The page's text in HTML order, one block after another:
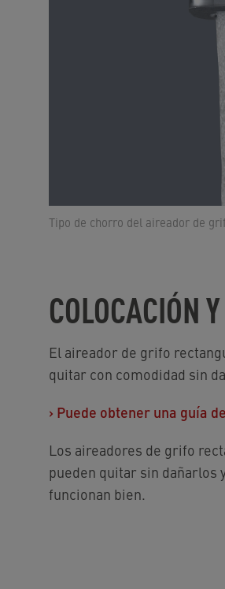
Tipo de chorro del aireador de
COLOCACIÓN
El aireador de grifo
quitar con comodidad sin
› Puede obtener una guía
Los aireadores de grifo
pueden quitar sin dañarlos
funcionan bien.